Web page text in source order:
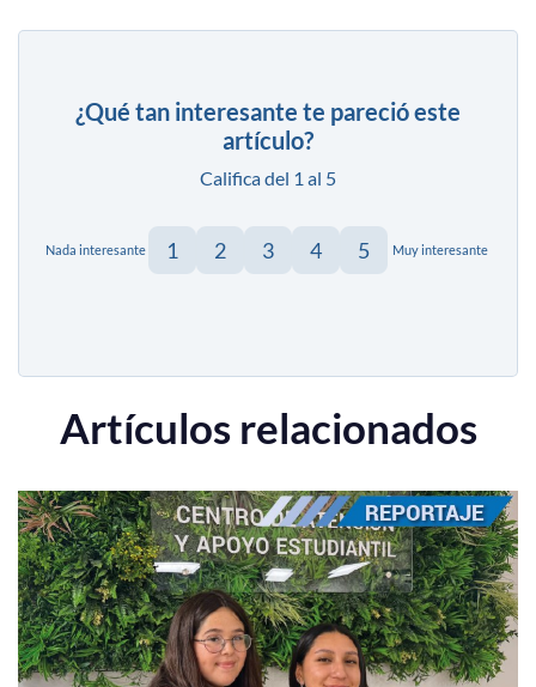
¿Qué tan interesante te pareció este
artículo?
Califica del 1 al 5
Nada interesante 1 2 3 4 5 Muy interesante
Artículos relacionados